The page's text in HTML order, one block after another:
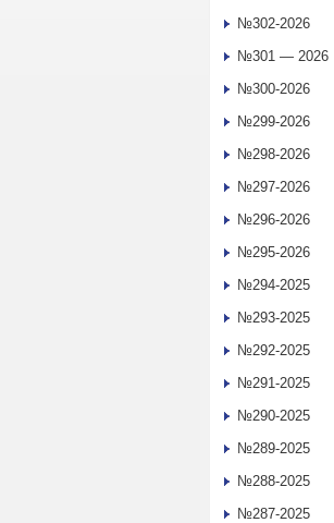
№302-2026
№301 — 2026
№300-2026
№299-2026
№298-2026
№297-2026
№296-2026
№295-2026
№294-2025
№293-2025
№292-2025
№291-2025
№290-2025
№289-2025
№288-2025
№287-2025